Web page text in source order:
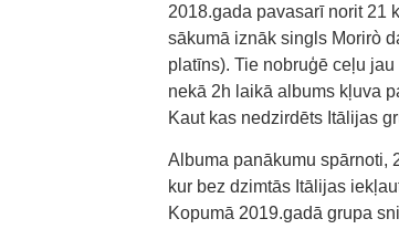
2018.gada pavasarī norit 21
sākumā iznāk singls Morirò
platīns). Tie nobruģē ceļu
nekā 2h laikā albums kļuva
Kaut kas nedzirdēts Itālijas
Albuma panākumu spārnoti,
kur bez dzimtās Itālijas
Kopumā 2019.gadā grupa